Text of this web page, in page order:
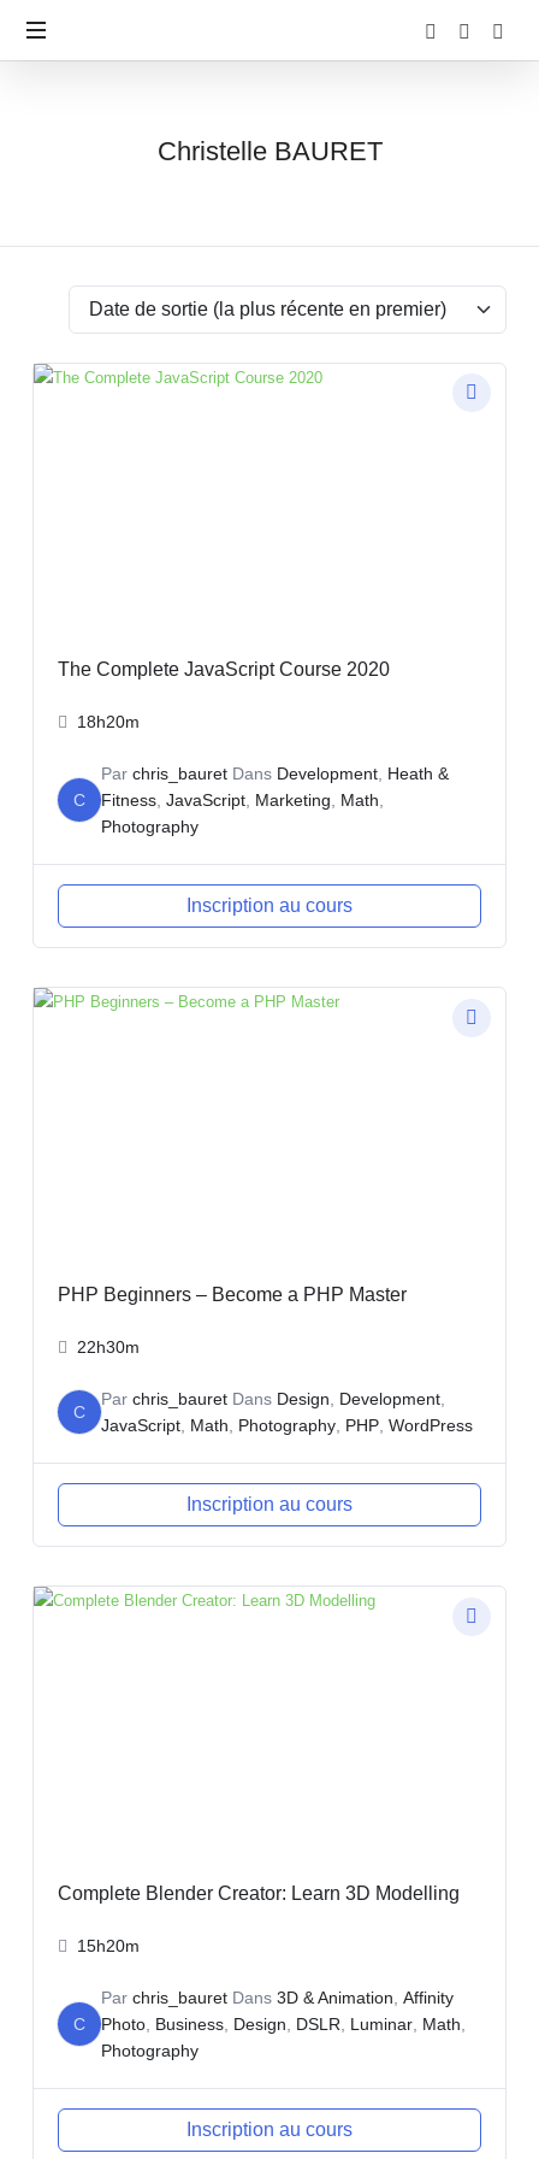
Christelle
Christelle BAURET
The Complete JavaScript Course 2020
18h20m
C
Par chris_bauretDans Development, Heath &
Fitness, JavaScript, Marketing, Math,
Photography
Inscription au cours
PHP Beginners – Become a PHP Master
22h30m
C
Par chris_bauretDans Design Development,
JavaScript, Math Photography, PHP, WordPress
Inscription au cours
Complete Blender Creator: Learn 3D Modelling
15h20m
C
Par chris_bauretDans 3D & Animation Affinity
Photo, Business, Design DSLR Luminar, Math
Photography
Inscription au cours